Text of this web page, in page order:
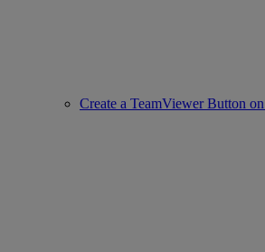
Create a TeamViewer Button